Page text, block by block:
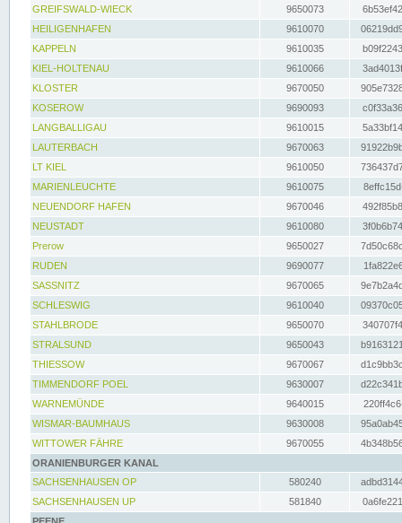
GREIFSWALD-WIECK
9650073
HEILIGENHAFEN
9610070
KAPPELN
9610035
KIEL-HOLTENAU
9610066
KLOSTER
9670050
KOSEROW
9690093
LANGBALLIGAU
9610015
LAUTERBACH
9670063
LT KIEL
9610050
MARIENLEUCHTE
9610075
NEUENDORF HAFEN
9670046
NEUSTADT
9610080
Prerow
9650027
RUDEN
9690077
SASSNITZ
9670065
SCHLESWIG
9610040
STAHLBRODE
9650070
STRALSUND
9650043
THIESSOW
9670067
TIMMENDORF POEL
9630007
WARNEMÜNDE
9640015
WISMAR-BAUMHAUS
9630008
WITTOWER FÄHRE
9670055
ORANIENBURGER KANAL
SACHSENHAUSEN OP
580240
SACHSENHAUSEN UP
581840